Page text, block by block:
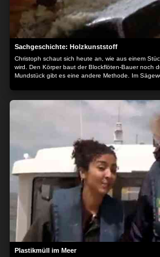
Sachgeschichte: Holzkunststoff
Christoph schaut sich heute an, wie aus einem
wird. Den Körper baut der Blockflöten-Bauer noch
Mundstück gibt es eine andere Methode. Im
Mundstück gegossen wird…
Plastikmüll im Meer